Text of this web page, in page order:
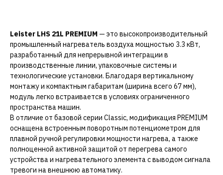
Leister LHS 21L PREMIUM — это высокопроизводительный
промышленный нагреватель воздуха мощностью 3.3 кВт,
разработанный для непрерывной интеграции в
производственные линии, упаковочные системы и
технологические установки. Благодаря вертикальному
монтажу и компактным габаритам (ширина всего 67 мм),
модуль легко встраивается в условиях ограниченного
пространства машин.
В отличие от базовой серии Classic, модификация PREMIUM
оснащена встроенным поворотным потенциометром для
плавной ручной регулировки мощности нагрева, а также
полноценной активной защитой от перегрева самого
устройства и нагревательного элемента с выводом сигнала
тревоги на внешнюю автоматику.